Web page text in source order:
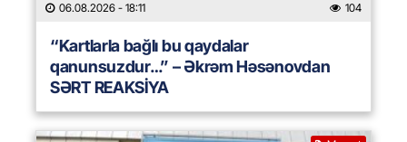
06.08.2026 - 18:11 104
“Kartlarla bağlı bu qaydalar
qanunsuzdur…” – Əkrəm Həsənovdan
SƏRT REAKSİYA